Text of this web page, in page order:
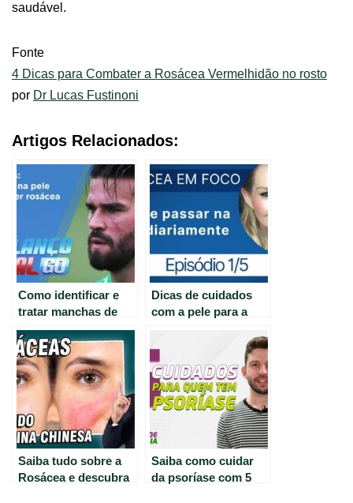
saudável.
Fonte
4 Dicas para Combater a Rosácea Vermelhidão no rosto
por Dr Lucas Fustinoni
Artigos Relacionados:
Como identificar e
tratar manchas de
rosácea na pele –
Guia de cuidados
Dicas de cuidados
com a pele para a
sintomas e prevenir
crises.
Saiba tudo sobre a
Rosácea e descubra
Saiba como cuidar
da psoríase com 5